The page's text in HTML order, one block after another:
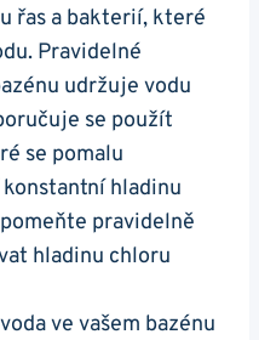
řas a bakterií, které
Pravidelné
udržuje vodu
se použít
se pomalu
hladinu
pravidelně
hladinu chloru
ve vašem bazénu